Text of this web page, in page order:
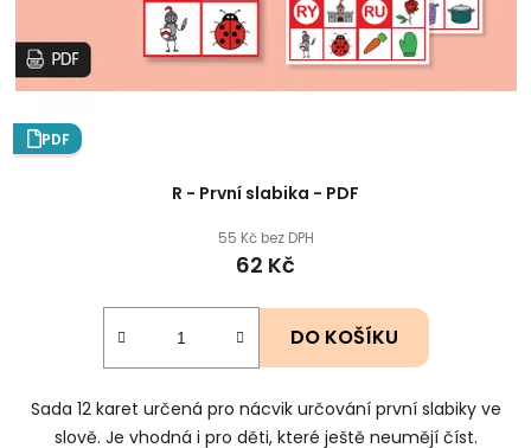
PDF
R - První slabika - PDF
55 Kč bez DPH
62 Kč
DO KOŠÍKU
Sada 12 karet určená pro nácvik určování první slabiky ve
slově. Je vhodná i pro děti, které ještě neumějí číst.